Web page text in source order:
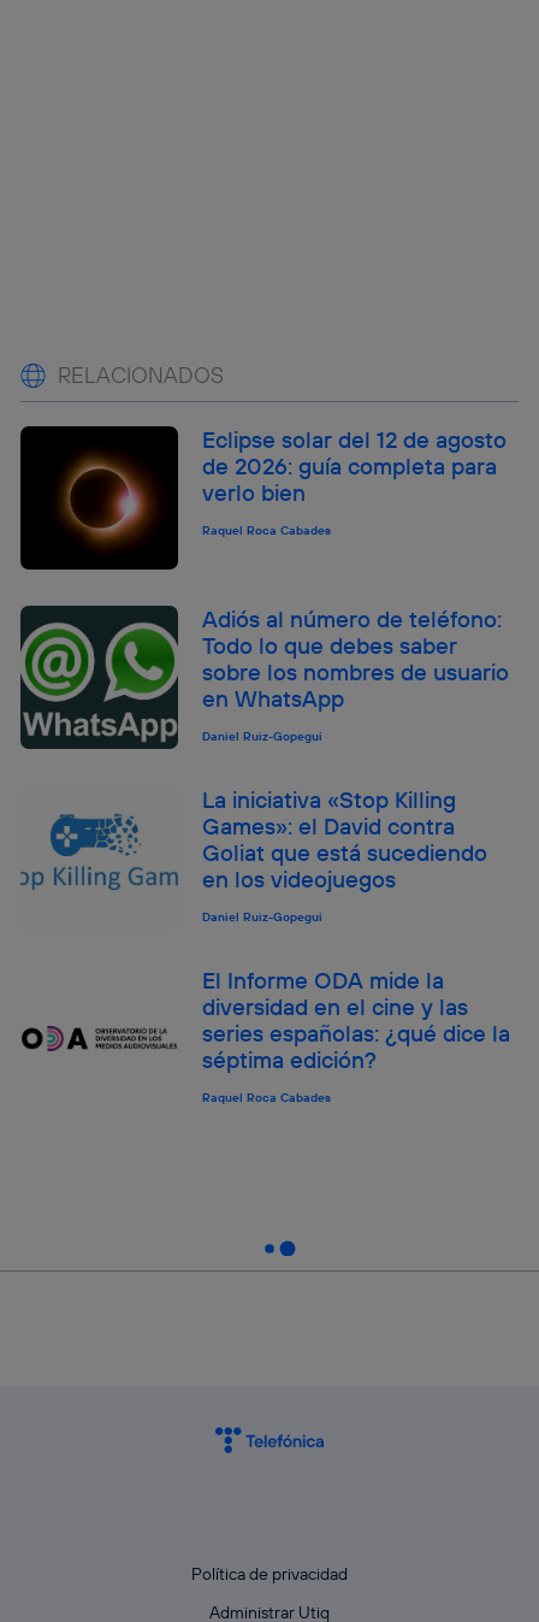
RELACIONADOS
Eclipse solar del 12 de agosto
de 2026: guía completa para
verlo bien
Raquel Roca Cabades
Adiós al número de teléfono:
Todo lo que debes saber
sobre los nombres de usuario
en WhatsApp
Daniel Ruiz-Gopegui
La iniciativa «Stop Killing
Games»: el David contra
Goliat que está sucediendo
en los videojuegos
Daniel Ruiz-Gopegui
El Informe ODA mide la
diversidad en el cine y las
series españolas: ¿qué dice la
séptima edición?
Raquel Roca Cabades
Política de privacidad
Administrar Utiq